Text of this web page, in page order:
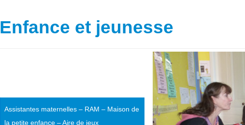
Enfance et jeunesse
Assistantes maternelles – RAM – Maison de
la petite enfance – Aire de jeux